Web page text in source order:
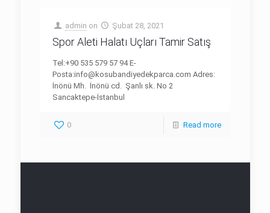
admin on Şubat 28, 2021
Spor Aleti Halatı Uçları Tamir Satış
Tel:+90 535 579 57 94 E-
Posta:info@kosubandiyedekparca.com Adres:
İnönü Mh. İnönü cd. Şanlı sk. No 2
Sancaktepe-İstanbul
0 Read more